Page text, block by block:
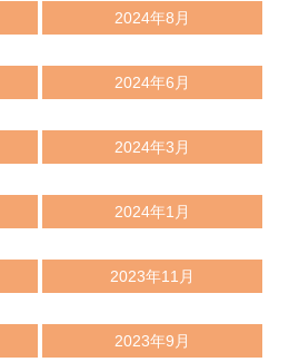
2024年8月
2024年6月
2024年3月
2024年1月
2023年11月
2023年9月